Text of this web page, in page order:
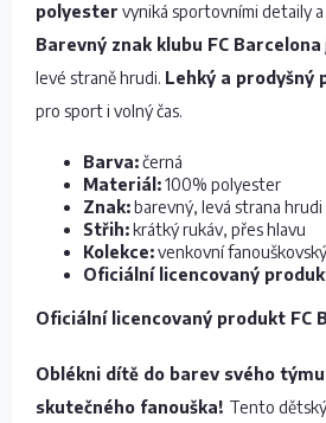
polyester vyniká sportovními detaily
Barevný znak klubu FC Barcelona
levé straně hrudi. Lehký a prodyšný
pro sport i volný čas.
Barva:černá
Materiál:100% polyester
Znak:barevný, levá strana hrudi
Střih:krátký rukáv, přes hlavu
Kolekce:venkovní
Oficiální licencovaný
Oficiální licencovaný produkt FC
Oblékni dítě do barev svého
skutečného fanouška! Tento